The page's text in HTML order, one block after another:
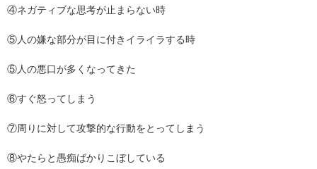
④ネガティブな思考が止まらない時
⑤人の嫌な部分が目に付きイライラする時
⑤人の悪口が多くなってきた
⑥すぐ怒ってしまう
⑦周りに対して攻撃的な行動をとってしまう
⑧やたらと愚痴ばかりこぼしている